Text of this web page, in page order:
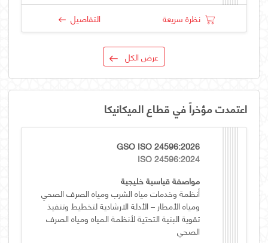
نظرة سريعة التفاصيل
عرض الكل
اعتمدت مؤخراً في قطاع الميكانيكا
GSO ISO 24596:2026
ISO 24596:2024
مواصفة قياسية خليجية
أنظمة وخدمات مياه الشرب ومياه الصرف الصحي
ومياه الأمطار – الأدلة الارشادية لتخطيط وتنفيذ
تقوية البنية التحتية لأنظمة المياه ومياه الصرف
الصحي